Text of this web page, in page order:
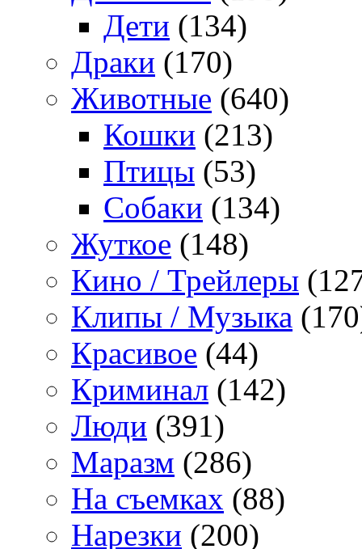
Дети (134)
Драки (170)
Животные (640)
Кошки (213)
Птицы (53)
Собаки (134)
Жуткое (148)
Кино / Трейлеры
Клипы / Музыка
Красивое (44)
Криминал (142)
Люди (391)
Маразм (286)
На съемках (88)
Нарезки (200)